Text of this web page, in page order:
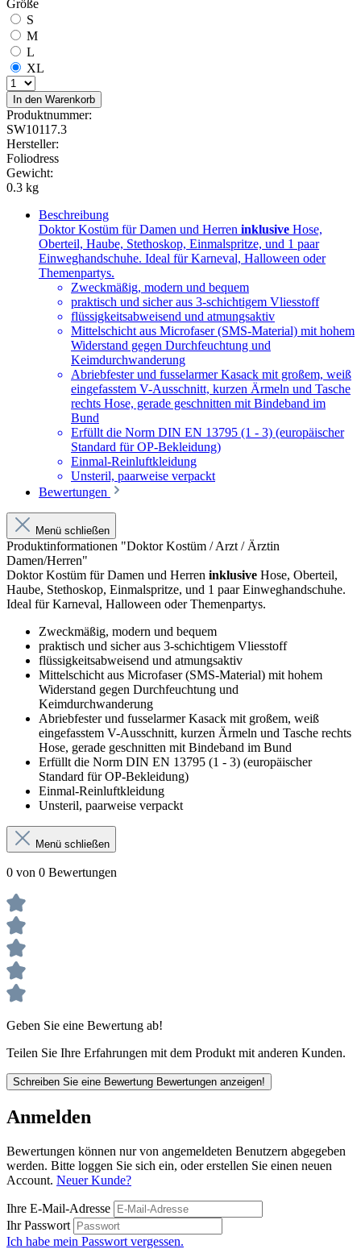
Größe
S
M
L
XL
In den Warenkorb
Produktnummer:
SW10117.3
Hersteller:
Foliodress
Gewicht:
0.3 kg
Beschreibung
Doktor Kostüm für Damen und Herren inklusive Hose,
Oberteil, Haube, Stethoskop, Einmalspritze, und 1 paar
Einweghandschuhe. Ideal für Karneval, Halloween oder
Themenpartys.
Zweckmäßig, modern und bequem
praktisch und sicher aus 3-schichtigem Vliesstoff
flüssigkeitsabweisend und atmungsaktiv
Mittelschicht aus Microfaser (SMS-Material) mit hohem
Widerstand gegen Durchfeuchtung und
Keimdurchwanderung
Abriebfester und fusselarmer Kasack mit großem, weiß
eingefasstem V-Ausschnitt, kurzen Ärmeln und Tasche
rechts Hose, gerade geschnitten mit Bindeband im
Bund
Erfüllt die Norm DIN EN 13795 (1 - 3) (europäischer
Standard für OP-Bekleidung)
Einmal-Reinluftkleidung
Unsteril, paarweise verpackt
Bewertungen
Menü schließen
Produktinformationen "Doktor Kostüm / Arzt / Ärztin
Damen/Herren"
Doktor Kostüm für Damen und Herren inklusive Hose, Oberteil,
Haube, Stethoskop, Einmalspritze, und 1 paar Einweghandschuhe.
Ideal für Karneval, Halloween oder Themenpartys.
Zweckmäßig, modern und bequem
praktisch und sicher aus 3-schichtigem Vliesstoff
flüssigkeitsabweisend und atmungsaktiv
Mittelschicht aus Microfaser (SMS-Material) mit hohem
Widerstand gegen Durchfeuchtung und
Keimdurchwanderung
Abriebfester und fusselarmer Kasack mit großem, weiß
eingefasstem V-Ausschnitt, kurzen Ärmeln und Tasche rechts
Hose, gerade geschnitten mit Bindeband im Bund
Erfüllt die Norm DIN EN 13795 (1 - 3) (europäischer
Standard für OP-Bekleidung)
Einmal-Reinluftkleidung
Unsteril, paarweise verpackt
Menü schließen
0 von 0 Bewertungen
Geben Sie eine Bewertung ab!
Teilen Sie Ihre Erfahrungen mit dem Produkt mit anderen Kunden.
Schreiben Sie eine Bewertung Bewertungen anzeigen!
Anmelden
Bewertungen können nur von angemeldeten Benutzern abgegeben
werden. Bitte loggen Sie sich ein, oder erstellen Sie einen neuen
Account. Neuer Kunde?
Ihre E-Mail-Adresse
Ihr Passwort
Ich habe mein Passwort vergessen.